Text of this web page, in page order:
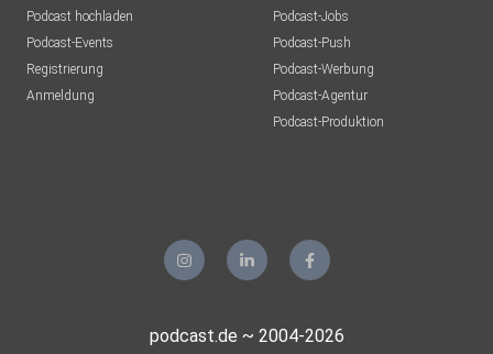
Podcast hochladen
Podcast-Events
Registrierung
Anmeldung
Podcast-Jobs
Podcast-Push
Podcast-Werbung
Podcast-Agentur
Podcast-Produktion
podcast.de ~ 2004-2026